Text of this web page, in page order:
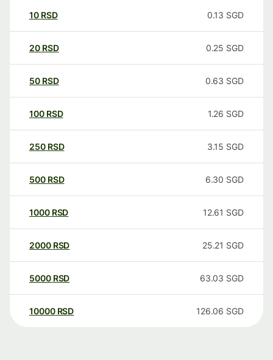
10 RSD 0.13 SGD
20 RSD 0.25 SGD
50 RSD 0.63 SGD
100 RSD 1.26 SGD
250 RSD 3.15 SGD
500 RSD 6.30 SGD
1000 RSD 12.61 SGD
2000 RSD 25.21 SGD
5000 RSD 63.03 SGD
10000 RSD 126.06 SGD